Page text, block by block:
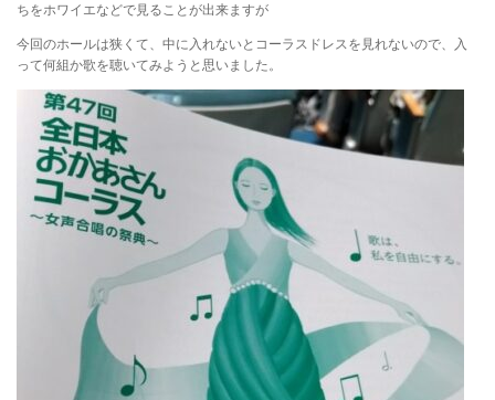
ちをホワイエなどで見ることが出来ますが
今回のホールは狭くて、中に入れないとコーラスドレスを見れないので、入
って何組か歌を聴いてみようと思いました。